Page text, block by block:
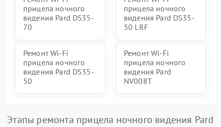
прицела ночного
видения Pard DS35-
70
прицела ночного
видения Pard DS35-
50 LRF
Ремонт Wi-Fi
прицела ночного
видения Pard DS35-
50
Ремонт Wi-Fi
прицела ночного
видения Pard
NV008T
Этапы ремонта прицела ночного видения Pard